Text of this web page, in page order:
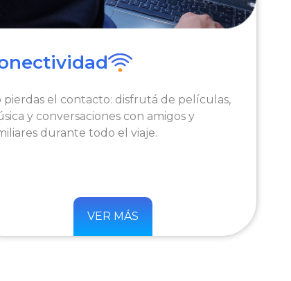
pierdas el contacto: disfrutá de películas,
y conversaciones con amigos y
durante todo el viaje.
VER MÁS